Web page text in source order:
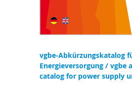
vgbe-Abkürzungskatalog
Energieversorgung / vgbe
catalog for power supply